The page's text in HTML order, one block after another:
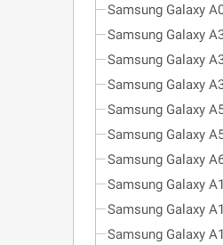
Samsung Galaxy
Samsung Galaxy
Samsung Galaxy
Samsung Galaxy
Samsung Galaxy
Samsung Galaxy
Samsung Galaxy
Samsung Galaxy
Samsung Galaxy
Samsung Galaxy